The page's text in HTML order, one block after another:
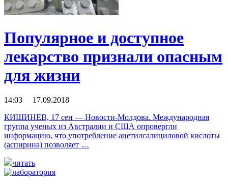
Популярное и доступное
лекарство признали опасным
для жизни
14:03 17.09.2018
КИШИНЕВ, 17 сен — Новости-Молдова. Международная
группа ученых из Австралии и США опровергли
информацию, что употребление ацетилсалициловой кислоты
(аспирина) позволяет …
читать